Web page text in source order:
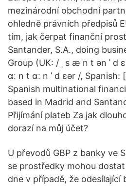
mezinárodní obchodní
ohledně právních předpisů
tím, jak čerpat finanční
Santander, S.A., doing
Group (UK: / ˌ s æ n t ən ˈ d
ɑː n t ɑː n ˈ d ɛər /, Spanish:
Spanish multinational
based in Madrid and
Přijímání plateb Za jak
dorazí na můj účet?
U převodů GBP z banky ve
se prostředky mohou dostat
dne v případě, že odesílající